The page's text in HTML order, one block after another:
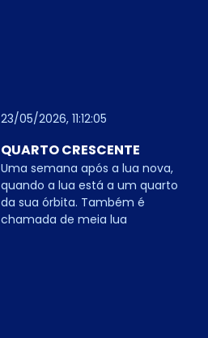
23/05/2026, 11:12:05
QUARTO CRESCENTE
Uma semana após a lua nova,
quando a lua está a um quarto
da sua órbita. Também é
chamada de meia lua